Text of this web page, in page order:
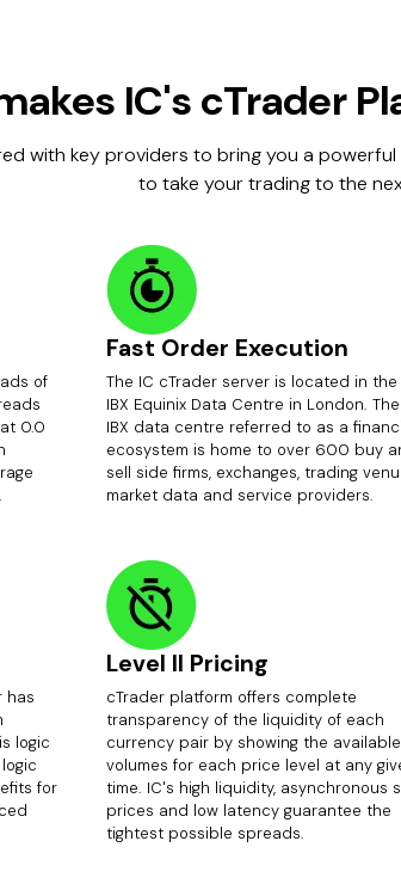
IC's cTrader
with key providers to bring you a
to take your trading to the
of
0.0
Fast Order Execution
The IC cTrader server is located in the
IBX Equinix Data Centre in London.
IBX data centre referred to as a
ecosystem is home to over 600 buy
sell side firms, exchanges, trading
market data and service providers.
has
logic
for
Level II Pricing
cTrader platform offers complete
transparency of the liquidity of each
currency pair by showing the available
volumes for each price level at any
time. IC's high liquidity, asynchronous
prices and low latency guarantee the
tightest possible spreads.